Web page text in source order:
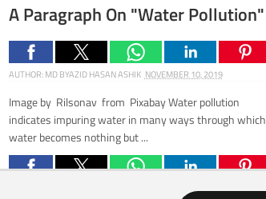
A Paragraph On "Water Pollution"
AUTHOR:MD BYAZID HASAN ASHIK NOVEMBER 10, 2019
Image by Rilsonav from Pixabay Water pollution
indicates impuring water in many ways through which
water becomes nothing but ...